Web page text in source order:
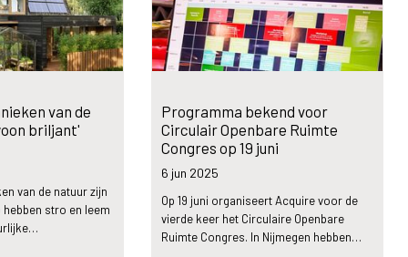
van de
briljant'
van de natuur zijn
stro en leem
Programma bekend voor
Circulair Openbare Ruimte
Congres op 19 juni
6 jun 2025
Op 19 juni organiseert Acquire voor de
vierde keer het Circulaire Openbare
Ruimte Congres. In Nijmegen hebben…